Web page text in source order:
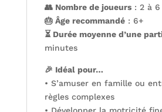
👥 Nombre de joueurs: 2 à 6
🎂 Âge recommandé: 6+
⏳ Durée moyenne d’une
minutes
🎉 Idéal pour…
• S’amuser en famille ou
règles complexes